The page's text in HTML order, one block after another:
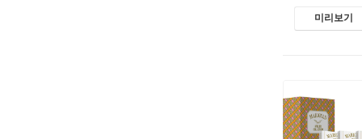
미리보기